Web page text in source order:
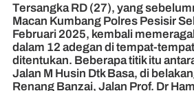
Tersangka RD (27), yang
Macan Kumbang Polres Pesisir
Februari 2025, kembali
dalam 12 adegan di tempat-
ditentukan. Beberapa titik itu
Jalan M Husin Dtk Basa, di
Renang Banzai, Jalan Prof. Dr